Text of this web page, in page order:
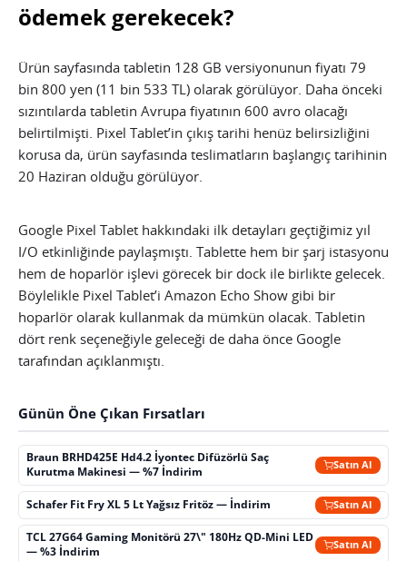
ödemek gerekecek?
Ürün sayfasında tabletin 128 GB versiyonunun fiyatı 79
bin 800 yen (11 bin 533 TL) olarak görülüyor. Daha önceki
sızıntılarda tabletin Avrupa fiyatının 600 avro olacağı
belirtilmişti. Pixel Tablet’in çıkış tarihi henüz belirsizliğini
korusa da, ürün sayfasında teslimatların başlangıç tarihinin
20 Haziran olduğu görülüyor.
Google Pixel Tablet hakkındaki ilk detayları geçtiğimiz yıl
I/O etkinliğinde paylaşmıştı. Tablette hem bir şarj istasyonu
hem de hoparlör işlevi görecek bir dock ile birlikte gelecek.
Böylelikle Pixel Tablet’i Amazon Echo Show gibi bir
hoparlör olarak kullanmak da mümkün olacak. Tabletin
dört renk seçeneğiyle geleceği de daha önce Google
tarafından açıklanmıştı.
Günün Öne Çıkan Fırsatları
Braun BRHD425E Hd4.2 İyontec Difüzörlü Saç
Kurutma Makinesi — %7 İndirim
Satın Al
Schafer Fit Fry XL 5 Lt Yağsız Fritöz — İndirim Satın Al
TCL 27G64 Gaming Monitörü 27\" 180Hz QD-Mini LED
— %3 İndirim
Satın Al